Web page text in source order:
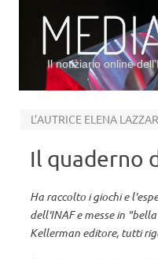
Il notiziario online
L’AUTRICE ELENA
Il quaderno
Ha raccolto i giochi e
dell'INAF e messe in
Kellerman editore, tutti